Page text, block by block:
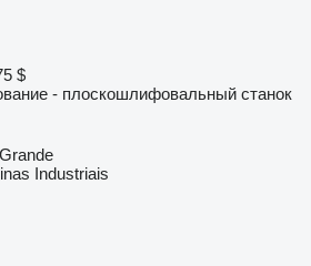
$
- плоскошлифовальный станок
Industriais